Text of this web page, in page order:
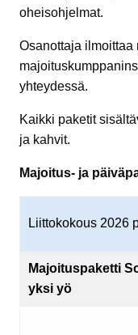
oheisohjelmat.
Osanottaja ilmoittaa
yhteydessä.
Kaikki paketit
ja kahvit.
Majoitus- ja
Liittokokous 2026
Majoituspaketti
yksi yö